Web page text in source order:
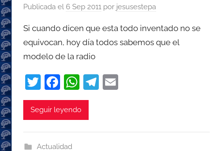
Publicada el 6 Sep 2011 por jesusestepa
Si cuando dicen que esta todo inventado no se
equivocan, hoy día todos sabemos que el
modelo de la radio
T
w
itt
F
a
c
b
W
h
at
T
Seguir leyendo
Actualidad